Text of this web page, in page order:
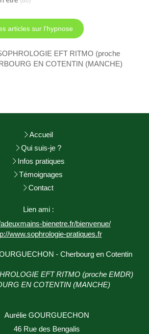
articles sur l'hypnose
EFT RITMO (proche
EN COTENTIN (MANCHE)
Accueil
Qui suis-je ?
Infos pratiques
Témoignages
Contact
Lien ami :
bienetre.fr/bienvenue/
www.sophrologie-pratiques.fr
- Cherbourg en Cotentin
EFT RITMO (proche EMDR)
EN COTENTIN (MANCHE)
Aurélie GOURGUECHON
46 Rue des Bengalis